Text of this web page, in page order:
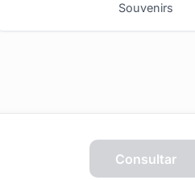
Souvenirs
Consultar